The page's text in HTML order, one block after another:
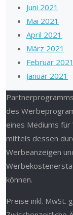
Juni 2021
Mai 2021
April 2021
März 2021
Februar 2021
Januar 2021
des
eines Mediums
mittels dessen
Werbeanzeigen
können.
Preise inkl. MwSt.